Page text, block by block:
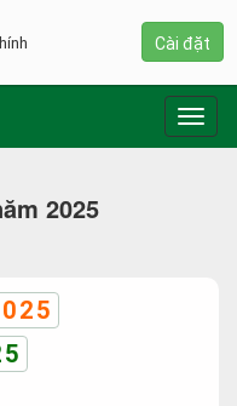
2025
Cài đặt